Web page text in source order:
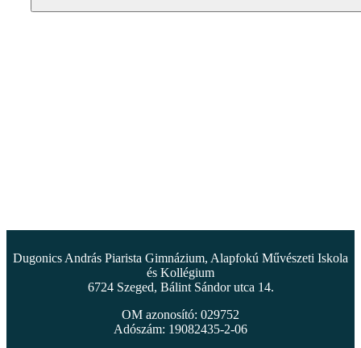
Dugonics András Piarista Gimnázium, Alapfokú Művészeti Iskola
és Kollégium
6724 Szeged, Bálint Sándor utca 14.
OM azonosító: 029752
Adószám: 19082435-2-06